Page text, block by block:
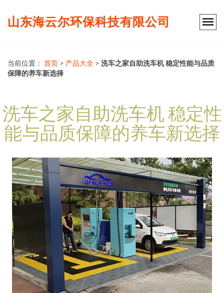
山东海云尔环保科技有限公司
当前位置： 首页 > 产品大全 > 洗车之家自助洗车机 稳定性能与品质
保障的养车新选择
洗车之家自助洗车机 稳定性
能与品质保障的养车新选择